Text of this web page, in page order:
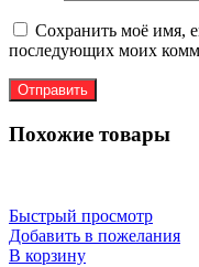
Сохранить моё имя,
последующих моих
Похожие товары
Быстрый просмотр
Добавить в пожелания
В корзину